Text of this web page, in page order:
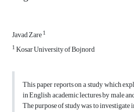
Javad Zare1
1Kosar University of Bojnord
This paper reports on a study which
in English academic lectures by male
The purpose of study was to